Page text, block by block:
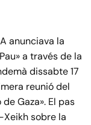
anunciava la
a través de la
dissabte 17
reunió del
Gaza». El pas
Xeikh sobre la